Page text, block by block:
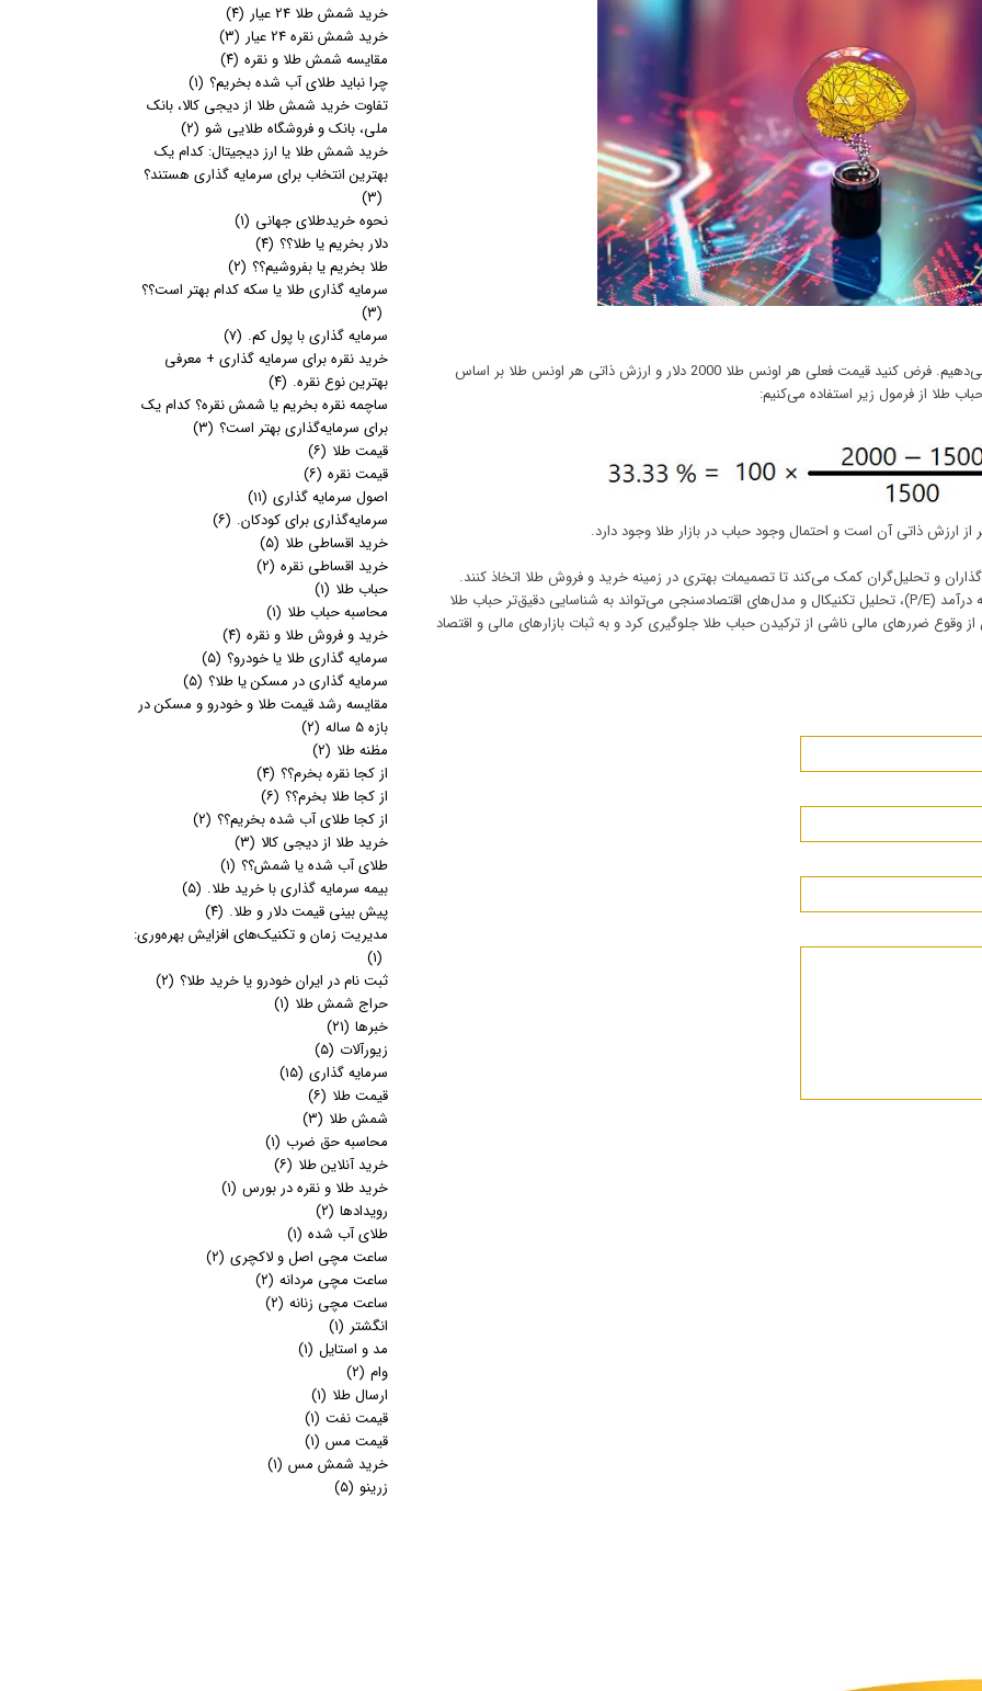
برای درک بهتر نحوه محاسبه حباب طلا، یک مثال عملی ارائه می‌دهیم. فرض کنید قیمت فعلی هر اونس طلا 2000 دلار و ارزش ذاتی هر اونس طلا بر اساس
و تحلیل‌گران کمک می‌کند تا تصمیمات بهتری در زمینه خرید و فروش طلا اتخاذ کنند.
استفاده از روش‌های مختلف مانند ارزش ذاتی، نسبت قیمت به درآمد (P/E)، تحلیل تکنیکال و مدل‌های اقتصادسنجی می‌تواند به شناسایی دقیق‌تر حباب طلا
وقوع ضررهای مالی ناشی از ترکیدن حباب طلا جلوگیری کرد و به ثبات بازارهای مالی و اقتصاد
خرید شمش طلا 24 عیار
(۴)
خرید شمش نقره 24 عیار
(۳)
مقایسه شمش طلا و نقره (۴)
چرا نباید طلای آب شده بخریم؟ (۱)
تفاوت خرید شمش طلا از دیجی کالا، بانک
ملی، بانک و فروشگاه طلایی شو (۲)
خرید شمش طلا یا ارز دیجیتال: کدام یک
بهترین انتخاب برای سرمایه گذاری هستند؟
(۳)
نحوه خریدطلای جهانی (۱)
دلار بخریم یا طلا؟؟ (۴)
طلا بخریم یا بفروشیم؟؟ (۲)
سرمایه گذاری طلا یا سکه کدام بهتر است؟؟
(۳)
سرمایه گذاری با پول کم. (۷)
خرید نقره برای سرمایه گذاری + معرفی
بهترین نوع نقره. (۴)
ساچمه نقره بخریم یا شمش نقره؟ کدام یک
برای سرمایه‌گذاری بهتر است؟ (۳)
قیمت طلا (۶)
قیمت نقره (۶)
اصول سرمایه گذاری (۱۱)
سرمایه‌گذاری برای کودکان. (۶)
خرید اقساطی طلا (۵)
خرید اقساطی نقره (۲)
حباب طلا (۱)
محاسبه حباب طلا (۱)
خرید و فروش طلا و نقره (۴)
سرمایه گذاری طلا یا خودرو؟ (۵)
سرمایه گذاری در مسکن یا طلا؟ (۵)
مقایسه رشد قیمت طلا و خودرو و مسکن در
بازه 5 ساله
(۲)
مظنه طلا (۲)
از کجا نقره بخرم؟؟ (۴)
از کجا طلا بخرم؟؟ (۶)
از کجا طلای آب شده بخریم؟؟ (۲)
خرید طلا از دیجی کالا (۳)
طلای آب شده یا شمش؟؟ (۱)
بیمه سرمایه گذاری با خرید طلا. (۵)
پیش بینی قیمت دلار و طلا. (۴)
مدیریت زمان و تکنیک‌های افزایش بهره‌وری:
(۱)
ثبت نام در ایران خودرو یا خرید طلا؟ (۲)
حراج شمش طلا (۱)
خبرها (۲۱)
زیورآلات (۵)
سرمایه گذاری (۱۵)
قیمت طلا (۶)
شمش طلا (۳)
محاسبه حق ضرب (۱)
خرید آنلاین طلا (۶)
خرید طلا و نقره در بورس (۱)
رویدادها (۲)
طلای آب شده (۱)
ساعت مچی اصل و لاکچری (۲)
ساعت مچی مردانه (۲)
ساعت مچی زنانه (۲)
انگشتر (۱)
مد و استایل (۱)
وام (۲)
ارسال طلا (۱)
قیمت نفت (۱)
قیمت مس (۱)
خرید شمش مس (۱)
زرینو (۵)